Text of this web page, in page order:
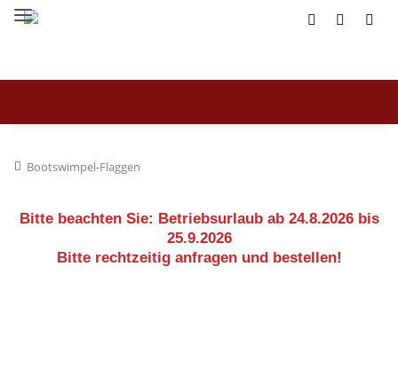
Bootswimpel-Flaggen
Bitte beachten Sie: Betriebsurlaub ab 24.8.2026 bis
25.9.2026
Bitte rechtzeitig anfragen und bestellen!